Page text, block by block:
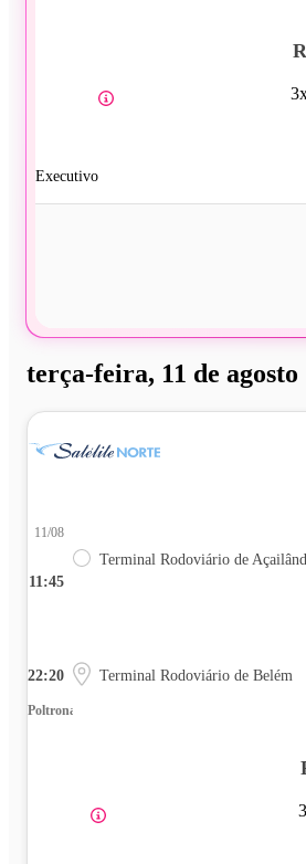
Executivo
terça-feira, 11 de agosto
11:45
11/08
Terminal Rodoviário de
22:20 Terminal Rodoviário de Belém
Poltrona